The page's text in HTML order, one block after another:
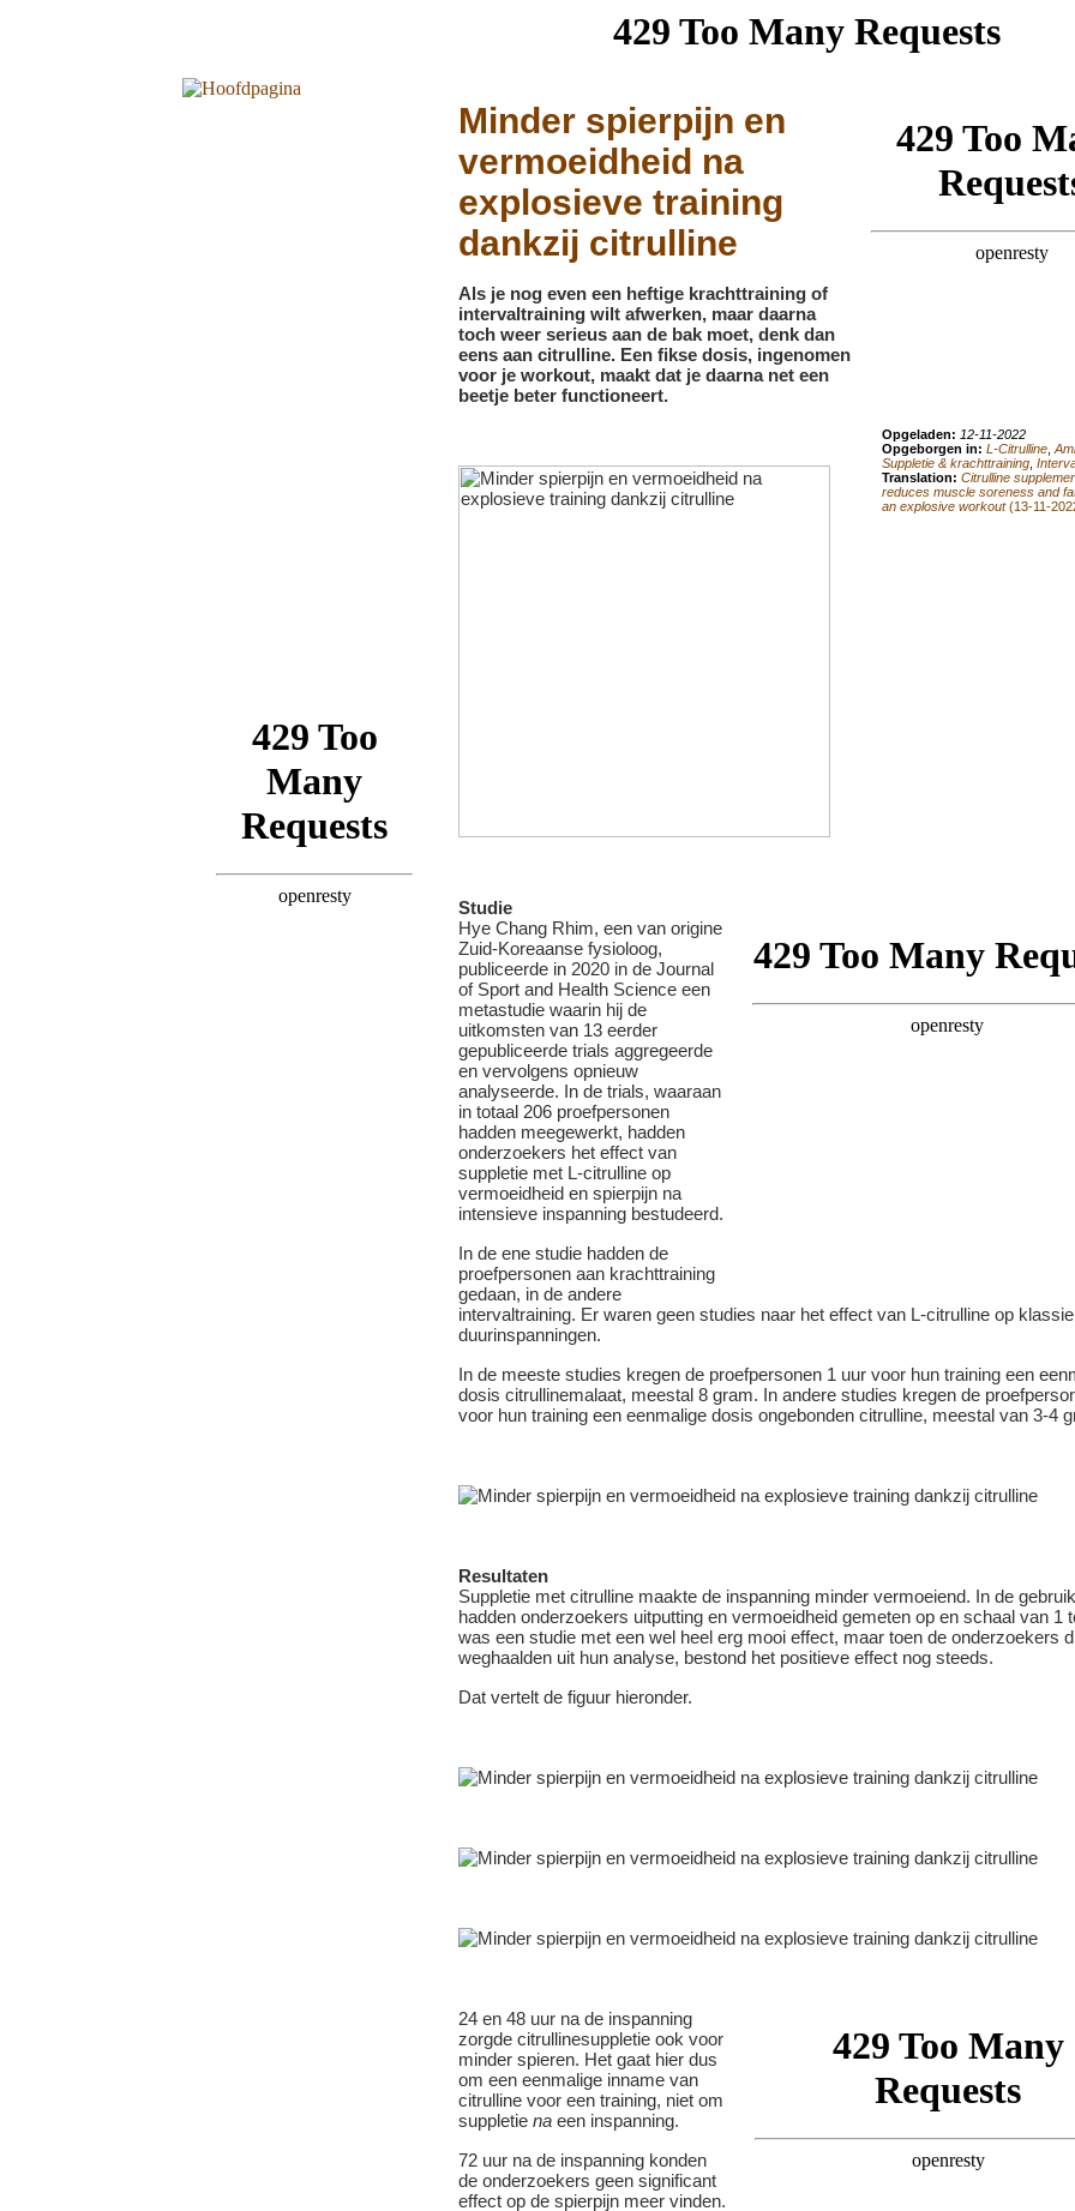
Opgeladen: 12-11-2022
Opgeborgen in: L-Citrulline
Suppletie & krachttraining
Translation: Citrulline
reduces muscle soreness and
an explosive workout(13-11-
Minder spierpijn en
vermoeidheid na
explosieve training
dankzij citrulline
Als je nog even een heftige krachttraining of
intervaltraining wilt afwerken, maar daarna
toch weer serieus aan de bak moet, denk dan
eens aan citrulline. Een fikse dosis, ingenomen
voor je workout, maakt dat je daarna net een
beetje beter functioneert.
Studie
Hye Chang Rhim, een van origine
Zuid-Koreaanse fysioloog,
publiceerde in 2020 in de Journal
of Sport and Health Science een
metastudie waarin hij de
uitkomsten van 13 eerder
gepubliceerde trials aggregeerde
en vervolgens opnieuw
analyseerde. In de trials, waaraan
in totaal 206 proefpersonen
hadden meegewerkt, hadden
onderzoekers het effect van
suppletie met L-citrulline op
vermoeidheid en spierpijn na
intensieve inspanning bestudeerd.
In de ene studie hadden de
proefpersonen aan krachttraining
gedaan, in de andere
intervaltraining. Er waren geen studies naar het effect van L-citrulline op
duurinspanningen.
In de meeste studies kregen de proefpersonen 1 uur voor hun training een
dosis citrullinemalaat, meestal 8 gram. In andere studies kregen de
voor hun training een eenmalige dosis ongebonden citrulline, meestal van 3-4
Resultaten
Suppletie met citrulline maakte de inspanning minder vermoeiend. In de
hadden onderzoekers uitputting en vermoeidheid gemeten op en schaal van 1
was een studie met een wel heel erg mooi effect, maar toen de onderzoekers
weghaalden uit hun analyse, bestond het positieve effect nog steeds.
Dat vertelt de figuur hieronder.
24 en 48 uur na de inspanning
zorgde citrullinesuppletie ook voor
minder spieren. Het gaat hier dus
om een eenmalige inname van
citrulline voor een training, niet om
suppletie na een inspanning.
72 uur na de inspanning konden
de onderzoekers geen significant
effect op de spierpijn meer vinden.